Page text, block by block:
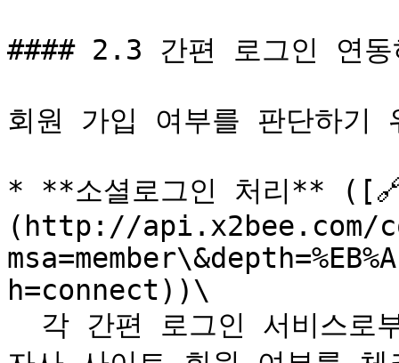
#### 2.3 간편 로그인 연동
회원 가입 여부를 판단하기
* **소셜로그인 처리**
(http://api.x2bee.com/
h=connect))\